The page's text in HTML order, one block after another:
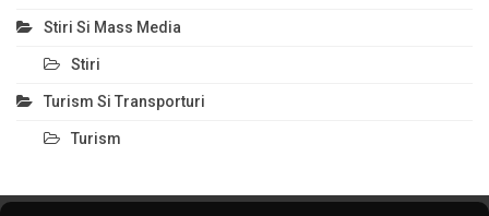
Stiri Si Mass Media
Stiri
Turism Si Transporturi
Turism